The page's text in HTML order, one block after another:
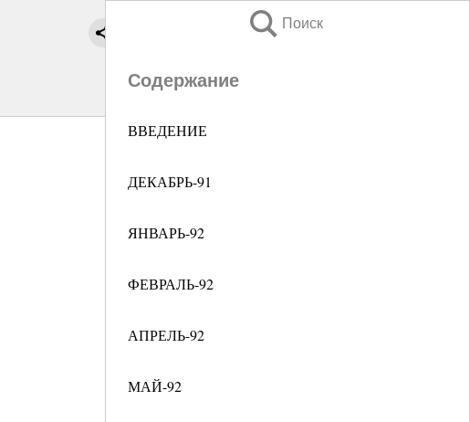
Поиск
Содержание
ВВЕДЕНИЕ
ДЕКАБРЬ-91
ЯНВАРЬ-92
ФЕВРАЛЬ-92
АПРЕЛЬ-92
МАЙ-92